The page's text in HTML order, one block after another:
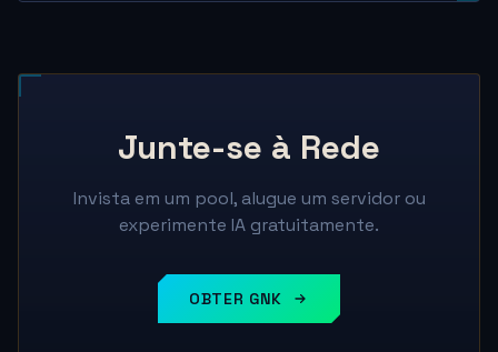
Junte-se à Rede
Invista em um pool, alugue um servidor ou
experimente IA gratuitamente.
OBTER GNK